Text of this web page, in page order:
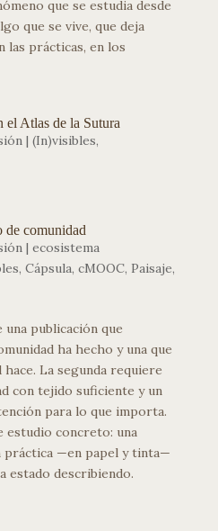
que se estudia desde
que se vive, que deja
las prácticas, en los
el Atlas de la Sutura
| (In)visibles,
de comunidad
| ecosistema
, Cápsula, cMOOC, Paisaje,
publicación que
ha hecho y una que
La segunda requiere
con tejido suficiente y un
para lo que importa.
estudio concreto: una
práctica —en papel y tinta—
estado describiendo.